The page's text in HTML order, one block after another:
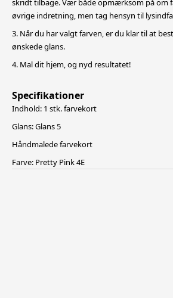
skridt tilbage. Vær både opmærksom på om
øvrige indretning, men tag hensyn til
3. Når du har valgt farven, er du klar til at
ønskede glans.
4. Mal dit hjem, og nyd resultatet!
Specifikationer
Indhold: 1 stk. farvekort
Glans: Glans 5
Håndmalede farvekort
Farve: Pretty Pink 4E